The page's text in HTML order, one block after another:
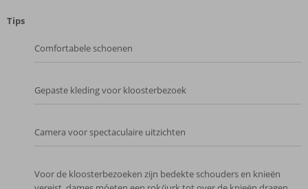
Tips
Comfortabele schoenen
Gepaste kleding voor kloosterbezoek
Camera voor spectaculaire uitzichten
Voor de kloosterbezoeken zijn bedekte schouders en knieën